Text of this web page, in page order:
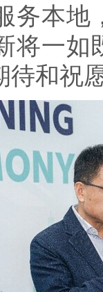
务本地
将一如
待和祝